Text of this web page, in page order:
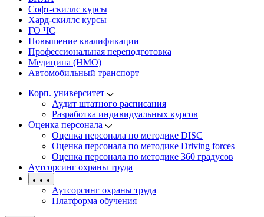
Софт-скиллс курсы
Хард-скиллс курсы
ГО ЧС
Повышение квалификации
Профессиональная переподготовка
Медицина (НМО)
Автомобильный транспорт
Корп. университет
Аудит штатного расписания
Разработка индивидуальных курсов
Оценка персонала
Оценка персонала по методике DISC
Оценка персонала по методике Driving forces
Оценка персонала по методике 360 градусов
Аутсорсинг охраны труда
Аутсорсинг охраны труда
Платформа обучения